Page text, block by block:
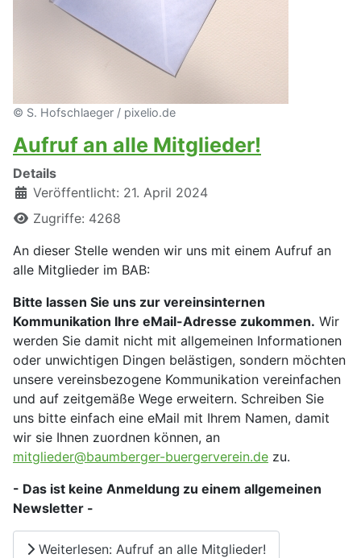
© S. Hofschlaeger / pixelio.de
Aufruf an alle Mitglieder!
Details
Veröffentlicht: 21. April 2024
Zugriffe: 4268
An dieser Stelle wenden wir uns mit einem Aufruf an
alle Mitglieder im BAB:
Bitte lassen Sie uns zur vereinsinternen
Kommunikation Ihre eMail-Adresse zukommen. Wir
werden Sie damit nicht mit allgemeinen Informationen
oder unwichtigen Dingen belästigen, sondern möchten
unsere vereinsbezogene Kommunikation vereinfachen
und auf zeitgemäße Wege erweitern. Schreiben Sie
uns bitte einfach eine eMail mit Ihrem Namen, damit
wir sie Ihnen zuordnen können, an
mitglieder@baumberger-buergerverein.de zu.
- Das ist keine Anmeldung zu einem allgemeinen
Newsletter -
Weiterlesen: Aufruf an alle Mitglieder!